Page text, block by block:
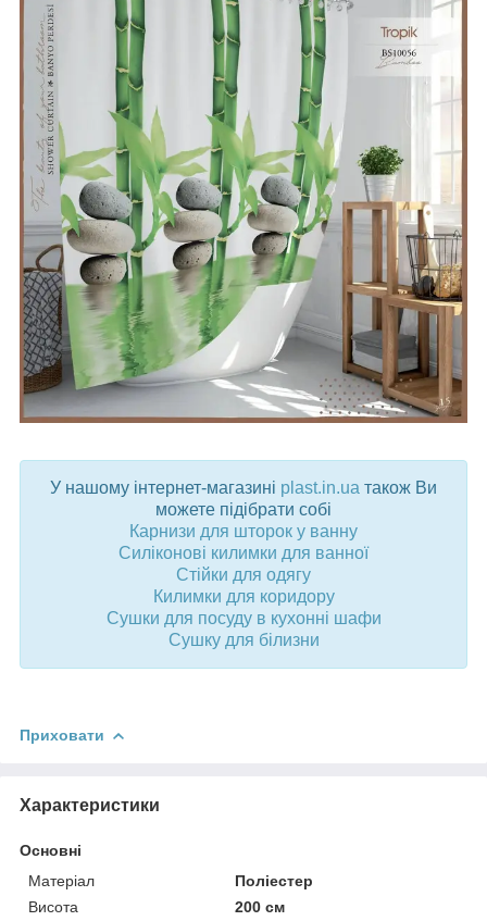
У нашому інтернет-магазині plast.in.ua також Ви
можете підібрати собі
Карнизи для шторок у ванну
Силіконові килимки для ванної
Стійки для одягу
Килимки для коридору
Сушки для посуду в кухонні шафи
Сушку для білизни
Приховати
Характеристики
Основні
Матеріал
Поліестер
Висота
200 см